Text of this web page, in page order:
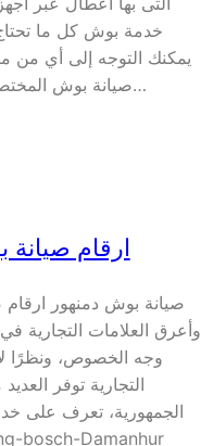
خدمة بوش كل ما
يمكنك التوجه إلى أي من
صيانة بوش المختصر المدرج بالموقع و التعرف على أقرب…
ارقام صيانة بوش
صيانة بوش دمنهور
وأعرق العلامات التجارية
وجه الخصوص، ونظرًا
التجارية توفر
الجمهورية، تعرف على